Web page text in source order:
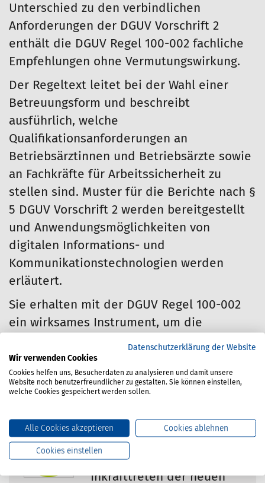
Unterschied zu den verbindlichen
Anforderungen der DGUV Vorschrift 2
enthält die DGUV Regel 100-002 fachliche
Empfehlungen ohne Vermutungswirkung.
Der Regeltext leitet bei der Wahl einer
Betreuungsform und beschreibt
ausführlich, welche
Qualifikationsanforderungen an
Betriebsärztinnen und Betriebsärzte sowie
an Fachkräfte für Arbeitssicherheit zu
stellen sind. Muster für die Berichte nach §
5 DGUV Vorschrift 2 werden bereitgestellt
und Anwendungsmöglichkeiten von
digitalen Informations- und
Kommunikationstechnologien werden
erläutert.
Sie erhalten mit der DGUV Regel 100-002
ein wirksames Instrument, um die
betriebliche Betreuung rechtssicher und
sachgerecht zu organisieren – im Einklang
mit den verbindlichen Vorgaben der DGUV
Vorschrift 2.
Hinweis:
Diese DGUV Regel ist mit
Inkrafttreten der neuen
Datenschutzerklärung der Website
Wir verwenden Cookies
Cookies helfen uns, Besucherdaten zu analysieren und damit unsere
Website noch benutzerfreundlicher zu gestalten. Sie können einstellen,
welche Cookies gespeichert werden sollen.
Alle Cookies akzeptieren Cookies ablehnen
Cookies einstellen